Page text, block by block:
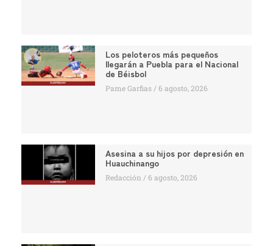
Los peloteros más pequeños
llegarán a Puebla para el Nacional
de Béisbol
Pame Garfias 6 agosto, 2026
Asesina a su hijos por depresión en
Huauchinango
Redacción 6 agosto, 2026